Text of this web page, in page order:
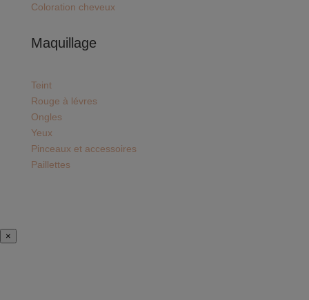
Coloration cheveux
Maquillage
Teint
Rouge à lévres
Ongles
Yeux
Pinceaux et accessoires
Paillettes
×